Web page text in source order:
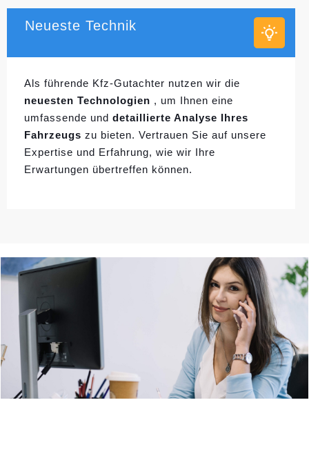
Neueste Technik
Als führende Kfz-Gutachter nutzen wir die
neuesten Technologien , um Ihnen eine
umfassende und detaillierte Analyse Ihres
Fahrzeugs zu bieten. Vertrauen Sie auf unsere
Expertise und Erfahrung, wie wir Ihre
Erwartungen übertreffen können.